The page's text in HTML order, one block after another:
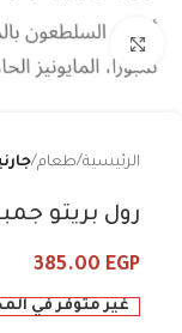
Click to enlarge
الرئيسية طعام
رول بريتو
385.00 EGP
غير متوفر في